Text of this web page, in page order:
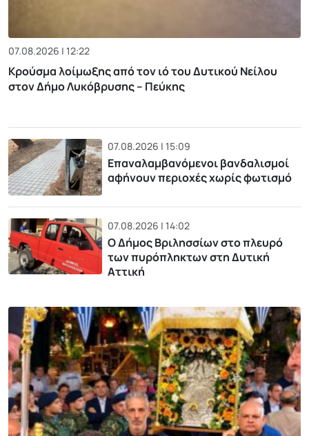
07.08.2026 | 12:22
Κρούσμα λοίμωξης από τον ιό του Δυτικού Νείλου
στον Δήμο Λυκόβρυσης – Πεύκης
07.08.2026 | 15:09
Επαναλαμβανόμενοι βανδαλισμοί
αφήνουν περιοχές χωρίς φωτισμό
07.08.2026 | 14:02
Ο Δήμος Βριλησσίων στο πλευρό
των πυρόπληκτων στη Δυτική
Αττική